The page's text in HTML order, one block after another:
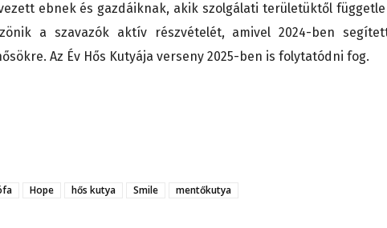
ebnek és gazdáiknak, akik szolgálati területüktől
a szavazók aktív részvételét, amivel 2024-ben
Az Év Hős Kutyája verseny 2025-ben is folytatódni fog.
Hope hős kutya Smile mentőkutya